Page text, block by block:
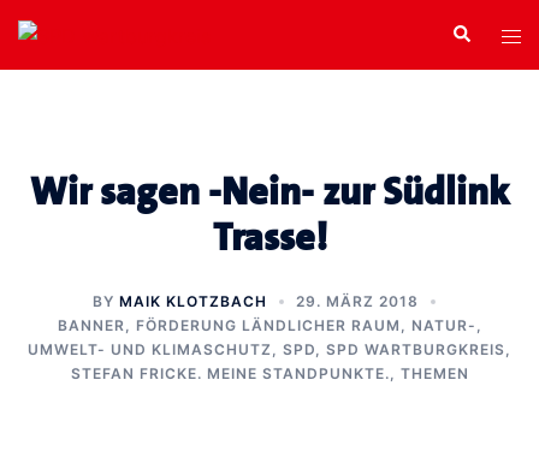
Zum
Inhalt
springen
Search
Wir sagen -Nein- zur Südlink
Trasse!
BY MAIK KLOTZBACH
29. MÄRZ 2018
BANNER
FÖRDERUNG LÄNDLICHER RAUM
NATUR-,
UMWELT- UND KLIMASCHUTZ
SPD SPD WARTBURGKREIS
STEFAN FRICKE. MEINE STANDPUNKTE.
THEMEN